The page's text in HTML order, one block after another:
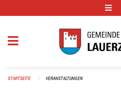
STARTSEITE VERANSTALTUNGEN